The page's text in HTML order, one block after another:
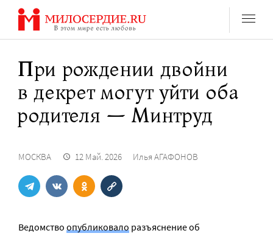
Перейти
содержанию
При рождении двойни
в декрет могут уйти оба
родителя — Минтруд
МОСКВА 12 Май. 2026 Илья АГАФОНОВ
Ведомство опубликовало разъяснение об